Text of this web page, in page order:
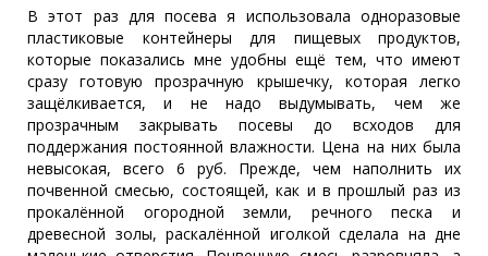
В этот раз для посева я использовала одноразовые
пластиковые контейнеры для пищевых продуктов,
которые показались мне удобны ещё тем, что имеют
сразу готовую прозрачную крышечку, которая легко
защёлкивается, и не надо выдумывать, чем же
прозрачным закрывать посевы до всходов для
поддержания постоянной влажности. Цена на них была
невысокая, всего 6 руб. Прежде, чем наполнить их
почвенной смесью, состоящей, как и в прошлый раз из
прокалённой огородной земли, речного песка и
древесной золы, раскалённой иголкой сделала на дне